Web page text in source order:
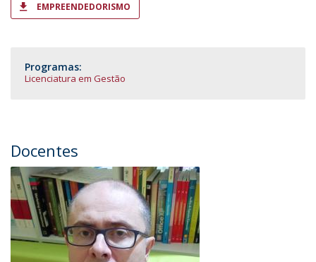
EMPREENDEDORISMO
Programas:
Licenciatura em Gestão
Docentes